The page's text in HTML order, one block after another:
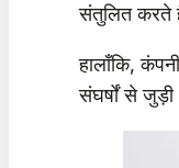
संतुलित करते
हालाँकि,
संघर्षों से जुड़ी